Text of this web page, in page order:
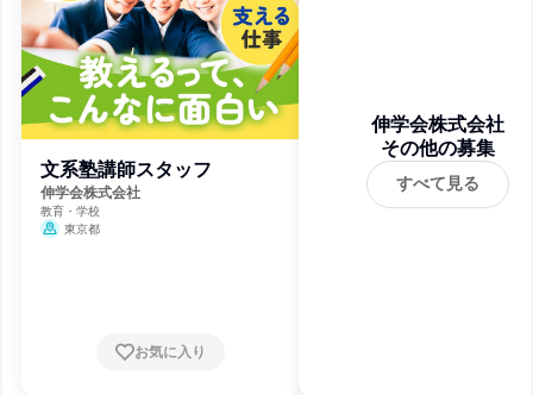
文系塾講師スタッフ
伸学会株式会社
教育・学校
東京都
お気に入り
伸学会株式会社
その他の募集
すべて見る